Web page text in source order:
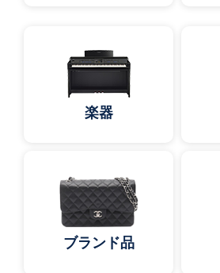
楽器
ブランド品